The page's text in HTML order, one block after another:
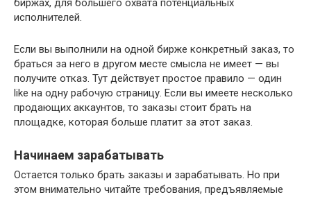
биржах, для большего охвата потенциальных
исполнителей.
Если вы выполнили на одной бирже конкретный заказ, то
браться за него в другом месте смысла не имеет — вы
получите отказ. Тут действует простое правило — один
like на одну рабочую страницу. Если вы имеете несколько
продающих аккаунтов, то заказы стоит брать на
площадке, которая больше платит за этот заказ.
Начинаем зарабатывать
Остается только брать заказы и зарабатывать. Но при
этом внимательно читайте требования, предъявляемые